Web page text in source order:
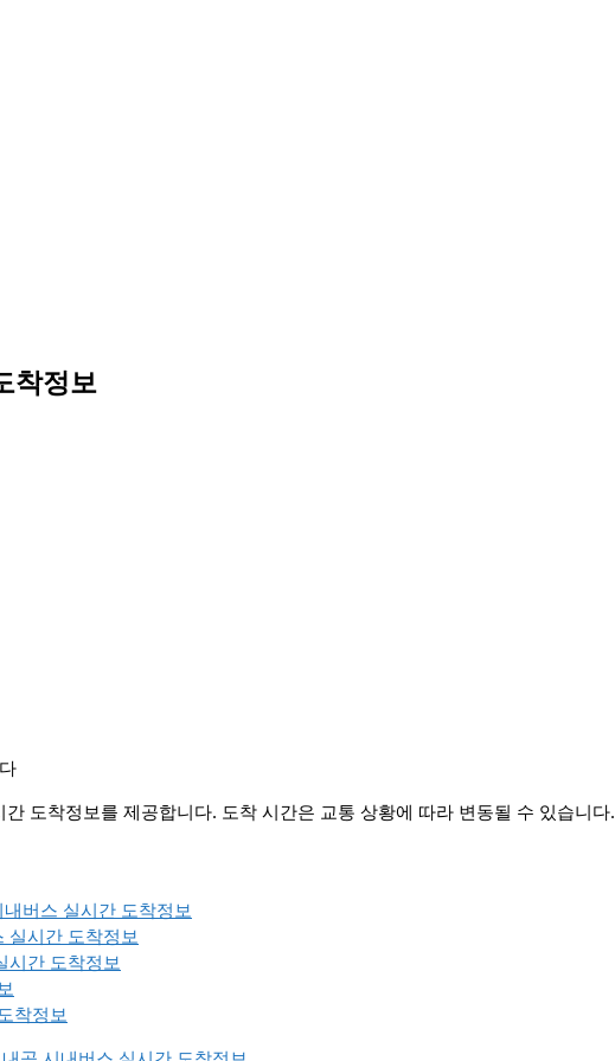
착정보
도착정보를 제공합니다. 도착 시간은 교통 상황에 따라 변동될 수 있습니다.
버스 실시간 도착정보
실시간 도착정보
시간 도착정보
착정보